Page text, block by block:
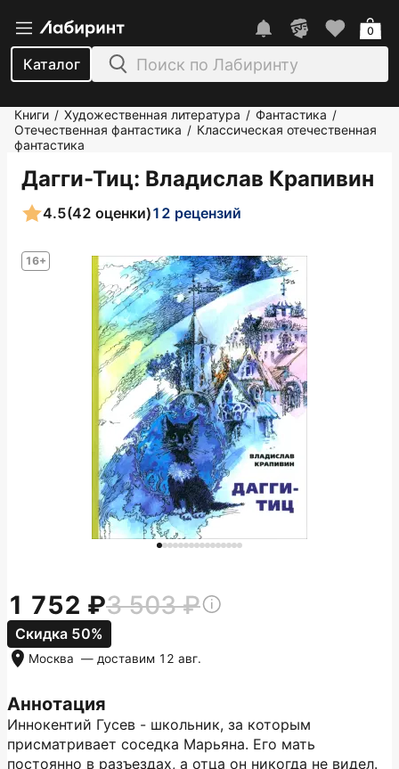
Каталог
0
Книги / Художественная литература / Фантастика /
Отечественная фантастика / Классическая отечественная
фантастика
Дагги-Тиц: Владислав Крапивин
16+
4.5(42 оценки)12 рецензий
Аннотация
Иннокентий Гусев - школьник, за которым
присматривает соседка Марьяна. Его мать
постоянно в разъездах, а отца он никогда не видел.
1 752 3 503
Скидка 50%
Москва — доставим 12 авг.